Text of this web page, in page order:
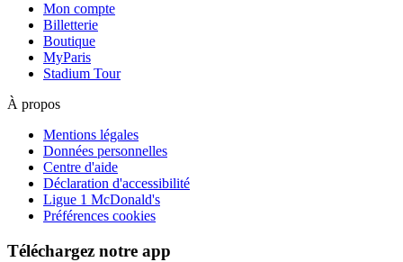
Mon compte
Billetterie
Boutique
MyParis
Stadium Tour
À propos
Mentions légales
Données personnelles
Centre d'aide
Déclaration d'accessibilité
Ligue 1 McDonald's
Préférences cookies
Téléchargez notre app